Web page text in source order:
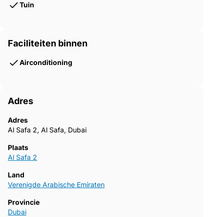
Tuin
Faciliteiten binnen
Airconditioning
Adres
Adres
Al Safa 2, Al Safa, Dubai
Plaats
Al Safa 2
Land
Verenigde Arabische Emiraten
Provincie
Dubai